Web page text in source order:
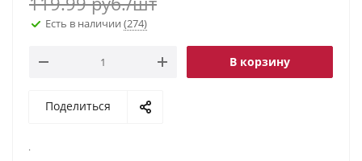
Есть в наличии (274)
В корзину
Поделиться
.